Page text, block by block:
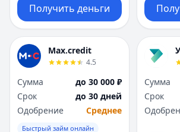
Получить деньги
Max.credit
4.5
Сумма
до 30 000 ₽
Срок
до 30 дней
Одобрение
Среднее
Быстрый займ онлайн
Сумма
Срок